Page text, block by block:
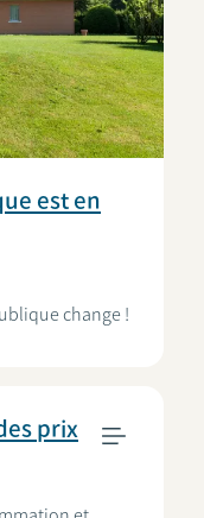
est en
change !
prix